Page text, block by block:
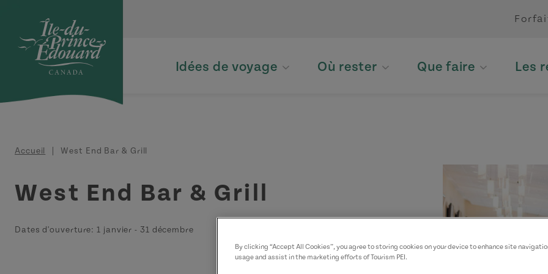
Idées de voyage Où rester Que faire Les
Fil d'Ariane
Accueil West End Bar & Grill
West End Bar & Grill
Dates d'ouverture:1 janvier - 31 décembre
By clicking “Accept All Cookies”, you agree to storing cookies on your device to enhance site
usage and assist in the marketing efforts of Tourism PEI.